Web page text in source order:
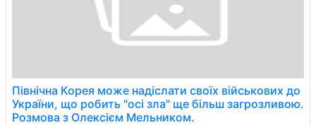
Північна Корея може надіслати своїх військових до
України, що робить "осі зла" ще більш загрозливою.
Розмова з Олексієм Мельником.